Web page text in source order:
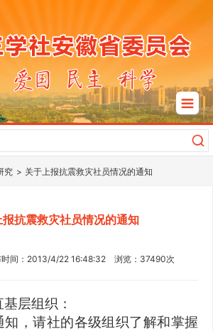
究 关于上报抗震救灾社员情况的通知
报抗震救灾社员情况的通知
间：2013/4/22 16:48:32 浏览：37490次
层组织：
知，请社的各级组织了解和掌握